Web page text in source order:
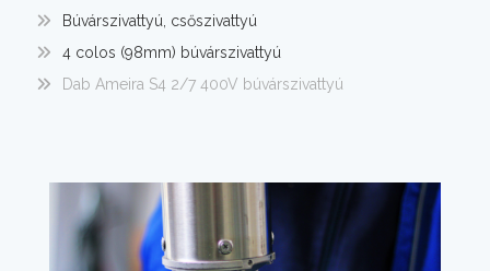
Búvárszivattyú, csőszivattyú
4 colos (98mm) búvárszivattyú
Dab Ameira S4 2/7 400V búvárszivattyú